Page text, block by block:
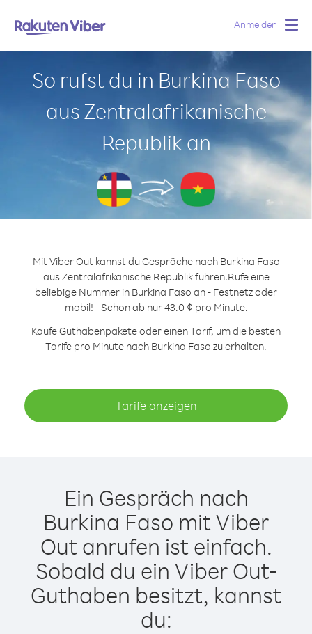
Anmelden
So rufst du in Burkina Faso
aus Zentralafrikanische
Republik an
Mit Viber Out kannst du Gespräche nach Burkina Faso
aus Zentralafrikanische Republik führen.Rufe eine
beliebige Nummer in Burkina Faso an - Festnetz oder
mobil! - Schon ab nur 43.0 ¢ pro Minute.
Kaufe Guthabenpakete oder einen Tarif, um die besten
Tarife pro Minute nach Burkina Faso zu erhalten.
Tarife anzeigen
Ein Gespräch nach
Burkina Faso mit Viber
Out anrufen ist einfach.
Sobald du ein Viber Out-
Guthaben besitzt, kannst
du: